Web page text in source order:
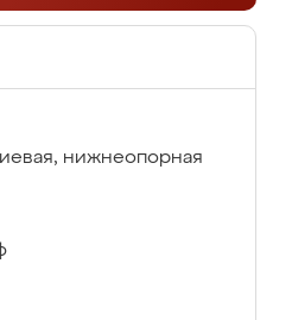
нижнеопорная